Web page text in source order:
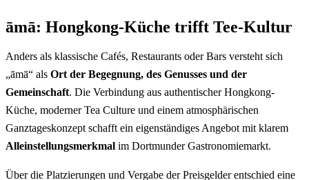
āmā: Hongkong-Küche trifft Tee-Kultur
Anders als klassische Cafés, Restaurants oder Bars versteht sich
„āmā“ als Ort der Begegnung, des Genusses und der
Gemeinschaft. Die Verbindung aus authentischer Hongkong-
Küche, moderner Tea Culture und einem atmosphärischen
Ganztageskonzept schafft ein eigenständiges Angebot mit klarem
Alleinstellungsmerkmal im Dortmunder Gastronomiemarkt.
Über die Platzierungen und Vergabe der Preisgelder entschied eine